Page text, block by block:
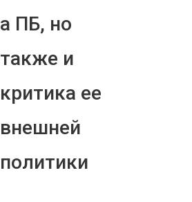
а ПБ, но
также и
критика ее
внешней
политики